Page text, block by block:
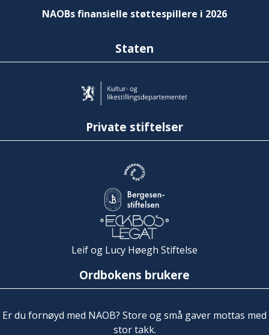
NAOBs finansielle støttespillere i 2026
Staten
Private stiftelser
Leif og Lucy Høegh Stiftelse
Ordbokens brukere
Er du fornøyd med NAOB? Store og små gaver mottas med
stor takk.